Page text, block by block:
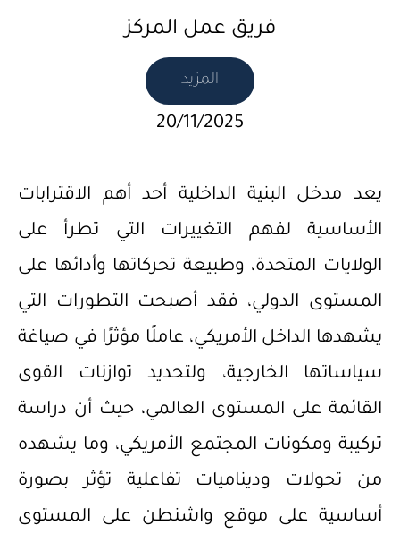
فريق عمل المركز
المزيد
20/11/2025
يعد مدخل البنية الداخلية أحد أهم الاقترابات
الأساسية لفهم التغييرات التي تطرأ على
الولايات المتحدة، وطبيعة تحركاتها وأدائها على
المستوى الدولي، فقد أصبحت التطورات التي
يشهدها الداخل الأمريكي، عاملًا مؤثرًا في صياغة
سياساتها الخارجية، ولتحديد توازنات القوى
القائمة على المستوى العالمي، حيث أن دراسة
تركيبة ومكونات المجتمع الأمريكي، وما يشهده
من تحولات وديناميات تفاعلية تؤثر بصورة
أساسية على موقع واشنطن على المستوى